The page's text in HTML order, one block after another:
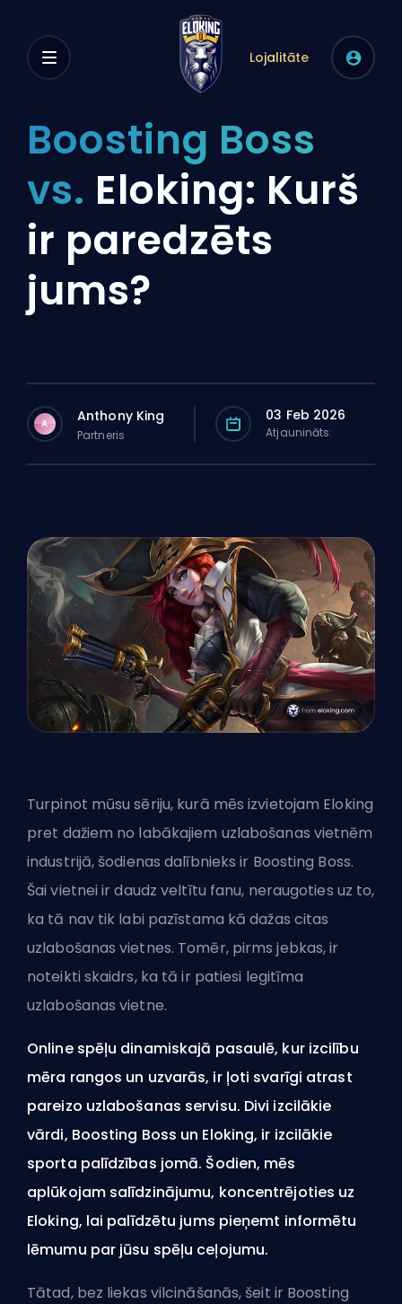
Lojalitāte
Boosting Boss
vs. Eloking: Kurš
ir paredzēts
jums?
A Anthony King
Partneris
03 Feb 2026
Atjaunināts:
Turpinot mūsu sēriju, kurā mēs izvietojam Eloking
pret dažiem no labākajiem uzlabošanas vietnēm
industrijā, šodienas dalībnieks ir Boosting Boss.
Šai vietnei ir daudz veltītu fanu, neraugoties uz to,
ka tā nav tik labi pazīstama kā dažas citas
uzlabošanas vietnes. Tomēr, pirms jebkas, ir
noteikti skaidrs, ka tā ir patiesi legitīma
uzlabošanas vietne.
Online spēļu dinamiskajā pasaulē, kur izcilību
mēra rangos un uzvarās, ir ļoti svarīgi atrast
pareizo uzlabošanas servisu. Divi izcilākie
vārdi, Boosting Boss un Eloking, ir izcilākie
sporta palīdzības jomā. Šodien, mēs
aplūkojam salīdzinājumu, koncentrējoties uz
Eloking, lai palīdzētu jums pieņemt informētu
lēmumu par jūsu spēļu ceļojumu.
Tātad, bez liekas vilcināšanās, šeit ir Boosting